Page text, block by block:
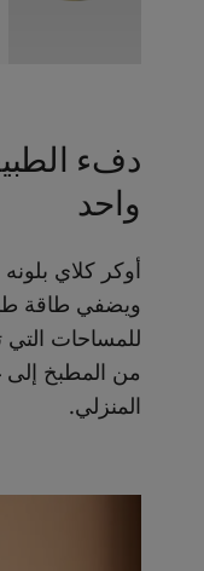
دفء
واحد
أوكر كلاي بلونه
ويضفي طاقة
للمساحات التي
من المطبخ إلى
المنزلي.